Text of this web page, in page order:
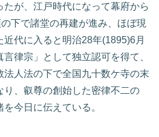
が、江戸時代になって幕府から
下で諸堂の再建が進み、ほぼ現
代に入ると明治28年(1895)6月
律宗」として独立認可を得て、
人法の下で全国九十数ケ寺の末
り、叡尊の創始した密律不二の
を今日に伝えている。